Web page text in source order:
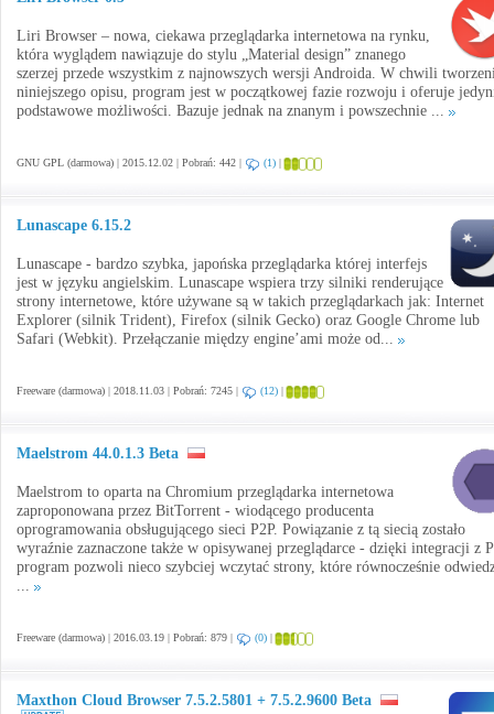
Liri Browser – nowa, ciekawa przeglądarka internetowa na rynku,
która wyglądem nawiązuje do stylu „Material design” znanego
szerzej przede wszystkim z najnowszych wersji Androida. W chwili
niniejszego opisu, program jest w początkowej fazie rozwoju i oferuje
podstawowe możliwości. Bazuje jednak na znanym i powszechnie ...
GNU GPL (darmowa) | 2015.12.02 | Pobrań: 442 | (1) |
Lunascape 6.15.2
Lunascape - bardzo szybka, japońska przeglądarka której interfejs
jest w języku angielskim. Lunascape wspiera trzy silniki renderujące
strony internetowe, które używane są w takich przeglądarkach jak: Internet
Explorer (silnik Trident), Firefox (silnik Gecko) oraz Google Chrome lub
Safari (Webkit). Przełączanie między engine’ami może od...
Freeware (darmowa) | 2018.11.03 | Pobrań: 7245 | (12) |
Maelstrom 44.0.1.3 Beta
Maelstrom to oparta na Chromium przeglądarka internetowa
zaproponowana przez BitTorrent - wiodącego producenta
oprogramowania obsługującego sieci P2P. Powiązanie z tą siecią zostało
wyraźnie zaznaczone także w opisywanej przeglądarce - dzięki integracji z
program pozwoli nieco szybciej wczytać strony, które równocześnie
...
Freeware (darmowa) | 2016.03.19 | Pobrań: 879 | (0) |
Maxthon Cloud Browser 7.5.2.5801 + 7.5.2.9600 Beta